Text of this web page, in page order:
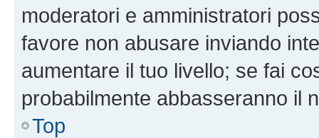
moderatori e amministratori
favore non abusare inviando
aumentare il tuo livello; se fai
probabilmente abbasseranno il
Top